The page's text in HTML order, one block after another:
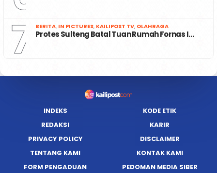
7 BERITA, IN PICTURES, KAILIPOST TV, OLAHRAGA
Protes Sulteng Batal Tuan Rumah Fornas I…
INDEKS
KODE ETIK
REDAKSI
KARIR
PRIVACY POLICY
DISCLAIMER
TENTANG KAMI
KONTAK KAMI
FORM PENGADUAN
PEDOMAN MEDIA SIBER